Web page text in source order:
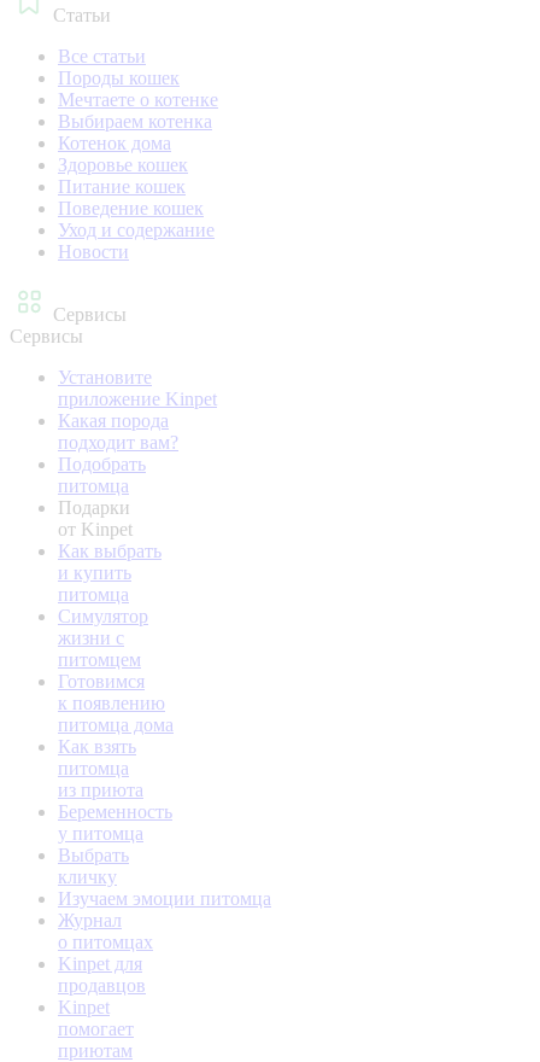
Статьи
Все статьи
Породы кошек
Мечтаете о котенке
Выбираем котенка
Котенок дома
Здоровье кошек
Питание кошек
Поведение кошек
Уход и содержание
Новости
Сервисы
Сервисы
Установите
приложение Kinpet
Какая порода
подходит вам?
Подобрать
питомца
Подарки
от Kinpet
Как выбрать
и купить
питомца
Симулятор
жизни с
питомцем
Готовимся
к появлению
питомца дома
Как взять
питомца
из приюта
Беременность
у питомца
Выбрать
кличку
Изучаем эмоции питомца
Журнал
о питомцах
Kinpet для
продавцов
Kinpet
помогает
приютам